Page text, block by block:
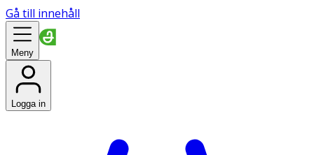
Gå till innehåll
Meny
Logga in